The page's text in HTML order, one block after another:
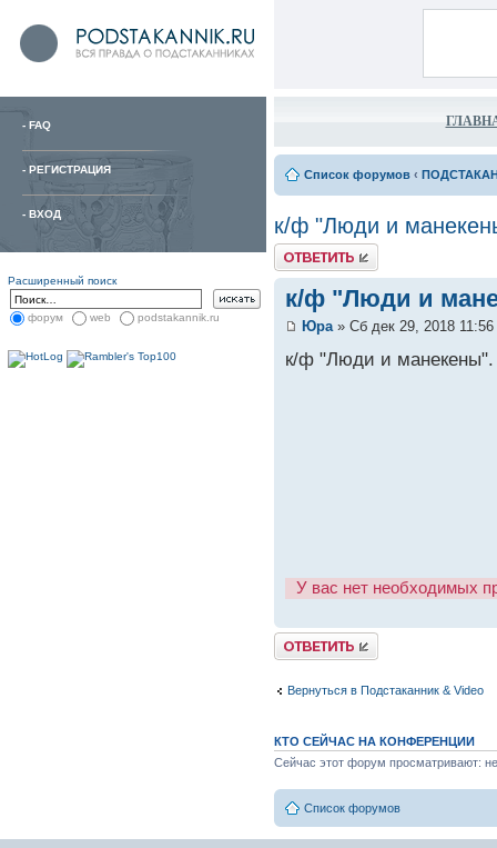
- FAQ
- РЕГИСТРАЦИЯ
- ВХОД
Расширенный поиск
форум web podstakannik.ru
Список форумов ‹
к/ф "Люди и
к/ф "Люди и
Юра» Сб дек 29, 2018 11:56
к/ф "Люди и манекены".
У вас нет необходимых
Вернуться в Подстаканник & Video
КТО СЕЙЧАС НА КОНФЕРЕНЦИИ
Сейчас этот форум просматривают:
Список форумов